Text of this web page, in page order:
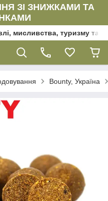
ЗІ ЗНИЖКАМИ ТА
мисливства, туризму та
Bounty, Україна